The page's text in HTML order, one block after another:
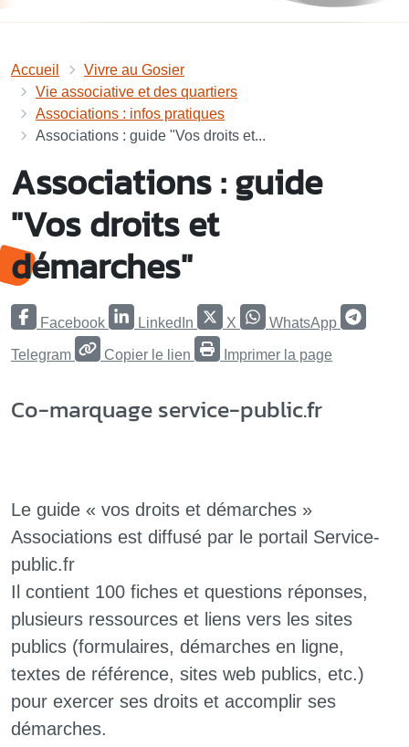
Accueil
Vivre au Gosier
Vie associative et des quartiers
Associations : infos pratiques
Associations : guide "Vos droits et...
Associations : guide
"Vos droits et
démarches"
Facebook LinkedIn X WhatsApp
Telegram Copier le lien Imprimer la page
Co-marquage service-public.fr
Le guide « vos droits et démarches »
Associations est diffusé par le portail Service-
public.fr
Il contient 100 fiches et questions réponses,
plusieurs ressources et liens vers les sites
publics (formulaires, démarches en ligne,
textes de référence, sites web publics, etc.)
pour exercer ses droits et accomplir ses
démarches.